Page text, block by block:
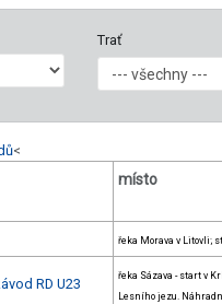
Trať
<
místo
řeka Morava v Litovli;
RD U23
řeka Sázava - start v
Lesního jezu.